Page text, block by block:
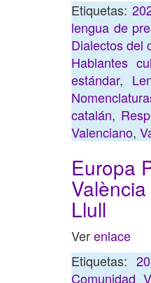
Etiquetas:
lengua de
Dialectos del
Hablantes
estándar,
catalán,
Valenciano,
Europa
Llull
Verenlace
Etiquetas:
Comunidad